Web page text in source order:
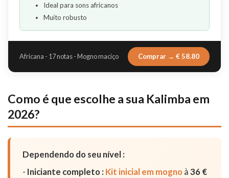
Ideal para sons africanos
Muito robusto
Africana - 17 notas - Mogno maciço Comprar → € 58.80
Como é que escolhe a sua Kalimba em
2026?
Dependendo do seu nível :
- Iniciante completo : Kit inicial em mogno à36 €